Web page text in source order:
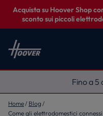
Acquista su Hoover Shop
sconto sui piccoli
Fino a 5
Home
Blog
Come gli elettrodomestici